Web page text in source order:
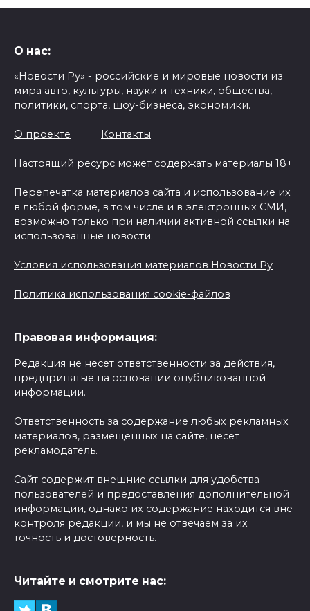
О нас:
«Новости Ру» - российские и мировые новости из
мира авто, культуры, науки и техники, общества,
политики, спорта, шоу-бизнеса, экономики.
О проекте Контакты
Настоящий ресурс может содержать материалы 18+
Перепечатка материалов сайта и использование их
в любой форме, в том числе и в электронных СМИ,
возможно только при наличии активной ссылки на
использованные новости.
Условия использования материалов Новости Ру
Политика использования cookie-файлов
Правовая информация:
Редакция не несет ответственности за действия,
предпринятые на основании опубликованной
информации.
Ответственность за содержание любых рекламных
материалов, размещенных на сайте, несет
рекламодатель.
Сайт содержит внешние ссылки для удобства
пользователей и предоставления дополнительной
информации, однако их содержание находится вне
контроля редакции, и мы не отвечаем за их
точность и достоверность.
Читайте и смотрите нас: